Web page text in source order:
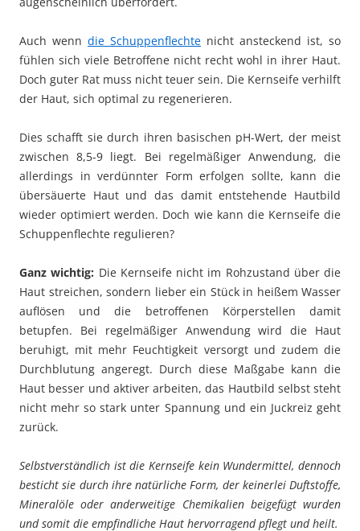
Auch wenn die Schuppenflechte nicht ansteckend ist, so
fühlen sich viele Betroffene nicht recht wohl in ihrer Haut.
Doch guter Rat muss nicht teuer sein. Die Kernseife verhilft
der Haut, sich optimal zu regenerieren.
Dies schafft sie durch ihren basischen pH-Wert, der meist
zwischen 8,5-9 liegt. Bei regelmäßiger Anwendung, die
allerdings in verdünnter Form erfolgen sollte, kann die
übersäuerte Haut und das damit entstehende Hautbild
wieder optimiert werden. Doch wie kann die Kernseife die
Schuppenflechte regulieren?
Ganz wichtig: Die Kernseife nicht im Rohzustand über die
Haut streichen, sondern lieber ein Stück in heißem Wasser
auflösen und die betroffenen Körperstellen damit
betupfen. Bei regelmäßiger Anwendung wird die Haut
beruhigt, mit mehr Feuchtigkeit versorgt und zudem die
Durchblutung angeregt. Durch diese Maßgabe kann die
Haut besser und aktiver arbeiten, das Hautbild selbst steht
nicht mehr so stark unter Spannung und ein Juckreiz geht
zurück.
Selbstverständlich ist die Kernseife kein Wundermittel, dennoch
besticht sie durch ihre natürliche Form, der keinerlei Duftstoffe,
Mineralöle oder anderweitige Chemikalien beigefügt wurden
und somit die empfindliche Haut hervorragend pflegt und heilt.